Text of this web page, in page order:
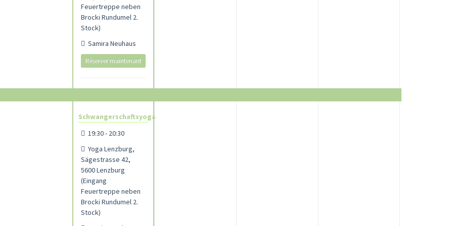
Feuertreppe neben
Brocki Rundumel 2.
Stock)
Samira Neuhaus
Réserver maintenant
Schwangerschaftsyoga
19:30 - 20:30
Yoga Lenzburg,
Sägestrasse 42,
5600 Lenzburg
(Eingang
Feuertreppe neben
Brocki Rundumel 2.
Stock)